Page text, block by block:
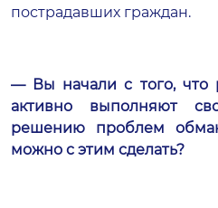
пострадавших граждан.
— Вы начали с того, что
активно выполняют
решению проблем
можно с этим сделать?